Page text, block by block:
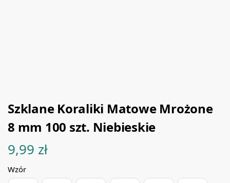
Szklane Koraliki Matowe Mrożone
8 mm 100 szt. Niebieskie
9,99 zł
Wzór